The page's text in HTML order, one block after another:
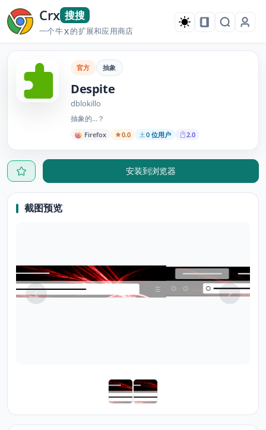
Crx 搜搜
一个牛X的扩展和应用商店
官方 抽象
Despite
dblokillo
抽象的...？
Firefox 0.0 0 位用户 2.0
安装到浏览器
截图预览